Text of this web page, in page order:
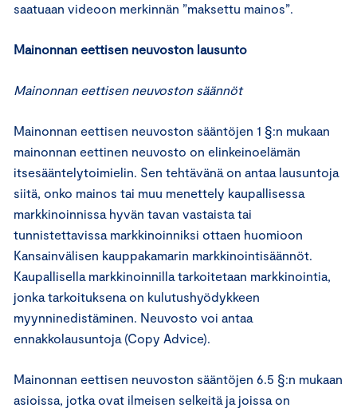
saatuaan videoon merkinnän ”maksettu mainos”.
Mainonnan eettisen neuvoston lausunto
Mainonnan eettisen neuvoston säännöt
Mainonnan eettisen neuvoston sääntöjen 1 §:n mukaan
mainonnan eettinen neuvosto on elinkeinoelämän
itsesääntelytoimielin. Sen tehtävänä on antaa lausuntoja
siitä, onko mainos tai muu menettely kaupallisessa
markkinoinnissa hyvän tavan vastaista tai
tunnistettavissa markkinoinniksi ottaen huomioon
Kansainvälisen kauppakamarin markkinointisäännöt.
Kaupallisella markkinoinnilla tarkoitetaan markkinointia,
jonka tarkoituksena on kulutushyödykkeen
myynninedistäminen. Neuvosto voi antaa
ennakkolausuntoja (Copy Advice).
Mainonnan eettisen neuvoston sääntöjen 6.5 §:n mukaan
asioissa, jotka ovat ilmeisen selkeitä ja joissa on